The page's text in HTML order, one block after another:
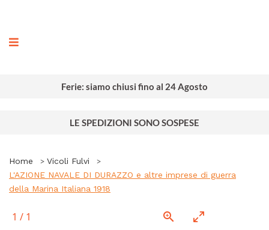
Ferie: siamo chiusi fino al 24 Agosto
LE SPEDIZIONI SONO SOSPESE
Home
Vicoli Fulvi
L'AZIONE NAVALE DI DURAZZO e altre imprese di guerra
della Marina Italiana 1918
1 / 1